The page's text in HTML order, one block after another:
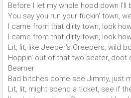
Before I let my whole hood down I'll
You say you run your fuckin' town,
I came from that dirty town, look
I came from that dirty town, look
Lit, lit, like Jeeper's Creepers, wild
Hoppin' out of that two seater, doot
Beamer
Bad bitches come see Jimmy, just
Lit, lit, might spend a ticket, see if